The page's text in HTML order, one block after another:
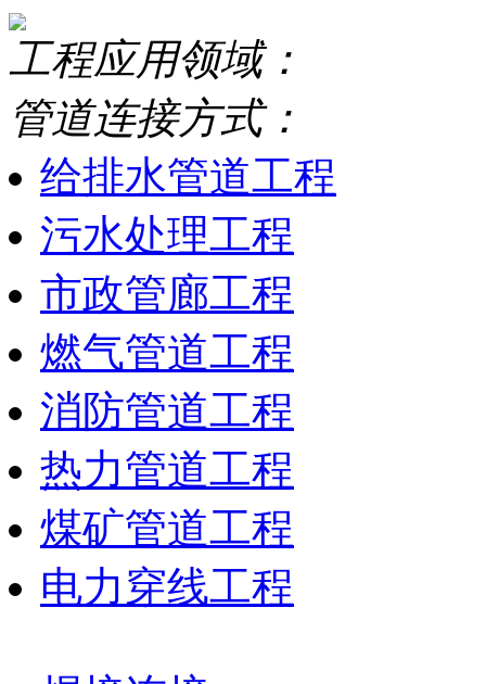
工程应用领域：
管道连接方式：
给排水管道工程
污水处理工程
市政管廊工程
燃气管道工程
消防管道工程
热力管道工程
煤矿管道工程
电力穿线工程